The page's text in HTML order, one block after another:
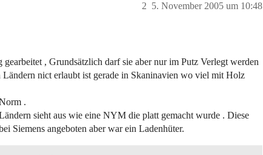
5. November 2005 um 10:48
2
, Grundsätzlich darf sie aber nur im Putz Verlegt werden
Ländern nict erlaubt ist gerade in Skaninavien wo viel mit Holz
.
sieht aus wie eine NYM die platt gemacht wurde . Diese
Siemens angeboten aber war ein Ladenhüter.